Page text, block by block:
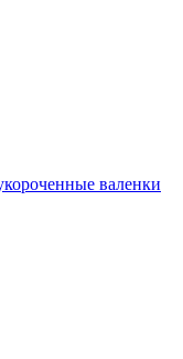
валенки